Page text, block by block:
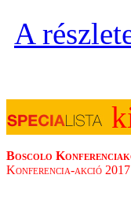
A
Boscolo
Konferencia-akció